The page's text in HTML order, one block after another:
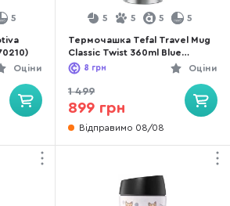
5
Оціни
5 5 5 5
Термочашка Tefal Travel Mug
Classic Twist 360ml Blue
(N2024510)
Оціни
8 грн
1 499
899 грн
Відправимо 08/08